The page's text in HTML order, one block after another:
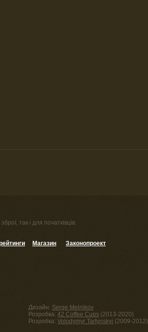
так і для початківців.
Магазин Законопроект
Дизайн: Serge Melnikov
Розробка: 42 Coffee Cups (2013-2020)
Розробка: Volodymyr Tartynskyi (2009-2012)